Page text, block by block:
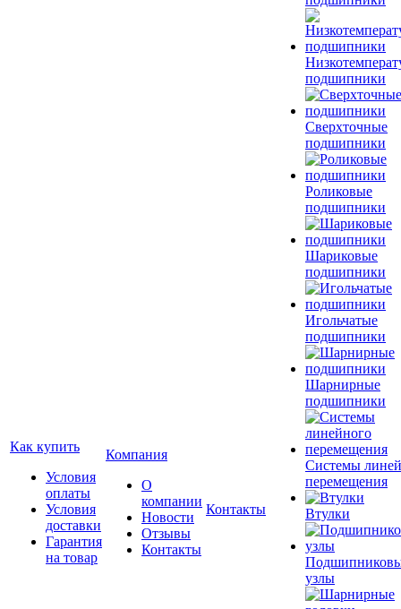
Как купить
Условия
оплаты
Условия
доставки
Гарантия
на товар
Компания
О
компании
Новости
Отзывы
Контакты
Контакты
подшипники
Сверхточные
подшипники
Роликовые
подшипники
Шариковые
подшипники
Игольчатые
подшипники
Шарнирные
подшипники
Системы
перемещения
Втулки
узлы